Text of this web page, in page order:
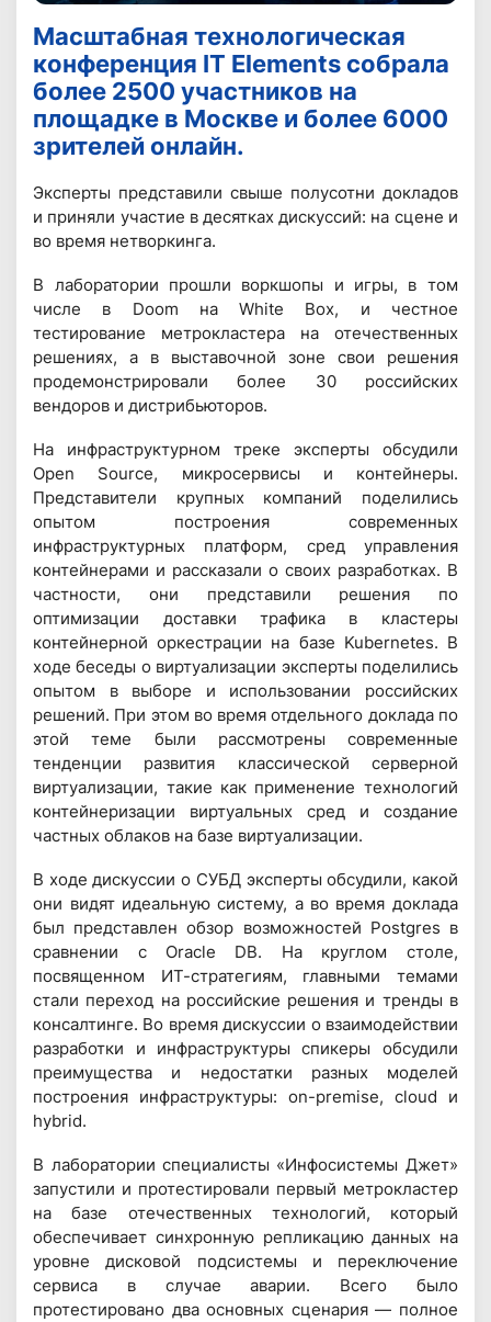
Масштабная технологическая
конференция IT Elements собрала
более 2500 участников на
площадке в Москве и более 6000
зрителей онлайн.
Эксперты представили свыше полусотни докладов
и приняли участие в десятках дискуссий: на сцене и
во время нетворкинга.
В лаборатории прошли воркшопы и игры, в том
числе в Doom на White Box, и честное
тестирование метрокластера на отечественных
решениях, а в выставочной зоне свои решения
продемонстрировали более 30 российских
вендоров и дистрибьюторов.
На инфраструктурном треке эксперты обсудили
Open Source, микросервисы и контейнеры.
Представители крупных компаний поделились
опытом построения современных
инфраструктурных платформ, сред управления
контейнерами и рассказали о своих разработках. В
частности, они представили решения по
оптимизации доставки трафика в кластеры
контейнерной оркестрации на базе Kubernetes. В
ходе беседы о виртуализации эксперты поделились
опытом в выборе и использовании российских
решений. При этом во время отдельного доклада по
этой теме были рассмотрены современные
тенденции развития классической серверной
виртуализации, такие как применение технологий
контейнеризации виртуальных сред и создание
частных облаков на базе виртуализации.
В ходе дискуссии о СУБД эксперты обсудили, какой
они видят идеальную систему, а во время доклада
был представлен обзор возможностей Postgres в
сравнении с Oracle DB. На круглом столе,
посвященном ИТ-стратегиям, главными темами
стали переход на российские решения и тренды в
консалтинге. Во время дискуссии о взаимодействии
разработки и инфраструктуры спикеры обсудили
преимущества и недостатки разных моделей
построения инфраструктуры: on-premise, cloud и
hybrid.
В лаборатории специалисты «Инфосистемы Джет»
запустили и протестировали первый метрокластер
на базе отечественных технологий, который
обеспечивает синхронную репликацию данных на
уровне дисковой подсистемы и переключение
сервиса в случае аварии. Всего было
протестировано два основных сценария — полное